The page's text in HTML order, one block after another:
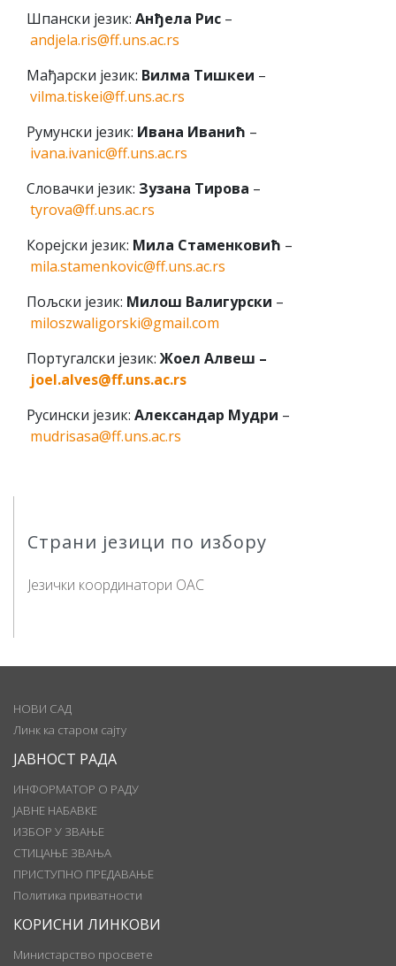
Страни језици по избору
Језички координатори ОАС
Шпански језик: Анђела Рис –
andjela.ris@ff.uns.ac.rs
Мађарски језик: Вилма Тишкеи –
vilma.tiskei@ff.uns.ac.rs
Румунски језик: Ивана Иванић –
ivana.ivanic@ff.uns.ac.rs
Словачки језик: Зузана Тирова –
tyrova@ff.uns.ac.rs
Кoрejски jeзик: Mилa Стaмeнкoвић –
mila.stamenkovic@ff.uns.ac.rs
Пoљски jeзик: Mилoш Вaлигурски –
miloszwaligorski@gmail.com
Пoртугaлски jeзик:Жоел Алвеш –
joel.alves@ff.uns.ac.rs
Русински jeзик: Aлeксaндaр Mудри –
mudrisasa@ff.uns.ac.rs
НОВИ САД
Линк ка старом сајту
ЈАВНОСТ РАДА
ИНФОРМАТОР О РАДУ
ЈАВНЕ НАБАВКЕ
ИЗБОР У ЗВАЊЕ
СТИЦАЊЕ ЗВАЊА
ПРИСТУПНО ПРЕДАВАЊЕ
Политика приватности
КОРИСНИ ЛИНКОВИ
Министарство просвете